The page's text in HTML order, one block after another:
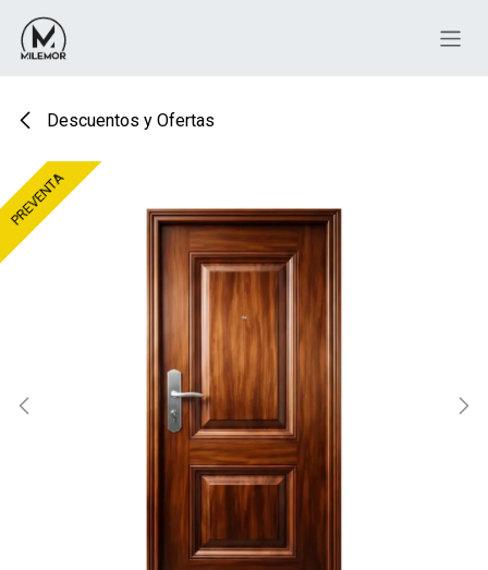
Ir al contenido
Descuentos y Ofertas
PREVENTA
PREVENTA